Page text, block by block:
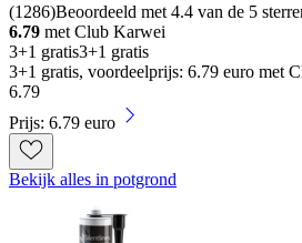
(1286)Beoordeeld met 4.4 van de 5
6.79 met Club Karwei
3+1 gratis3+1 gratis
3+1 gratis, voordeelprijs: 6.79 euro met
6.79
Prijs: 6.79 euro
Bekijk alles in potgrond